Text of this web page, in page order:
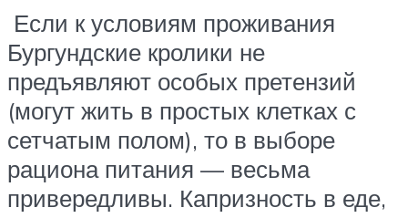
Если к условиям проживания
Бургундские кролики не
предъявляют особых претензий
(могут жить в простых клетках с
сетчатым полом), то в выборе
рациона питания — весьма
привередливы. Капризность в еде,